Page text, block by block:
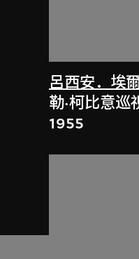
呂西安．埃
勒·柯比意巡
1955